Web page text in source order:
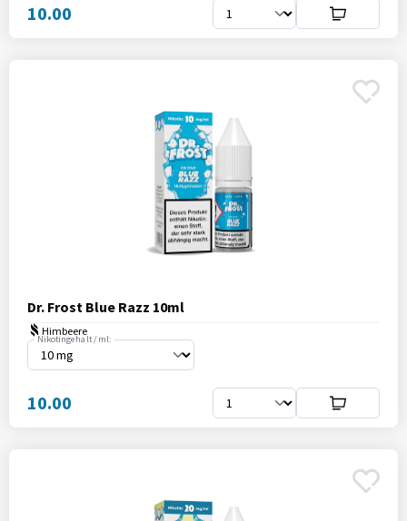
10.00
Dr. Frost Blue Razz 10ml
Himbeere
Nikotingehalt / ml:
10.00